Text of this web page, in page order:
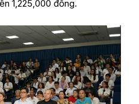
1,225,000 đồng.